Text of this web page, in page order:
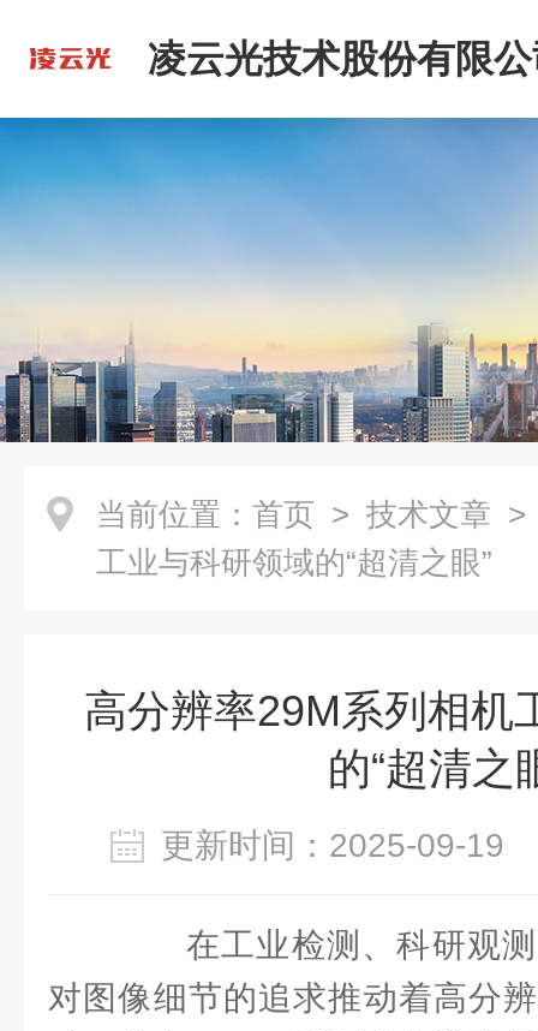
凌云光技术股份有限
当前位置： 首页 > 技术文章 >
工业与科研领域的“超清之眼”
高分辨率29M系列相机
的“超清之
更新时间：2025-09-
在工业检测、科研观测
对图像细节的追求推动着高分